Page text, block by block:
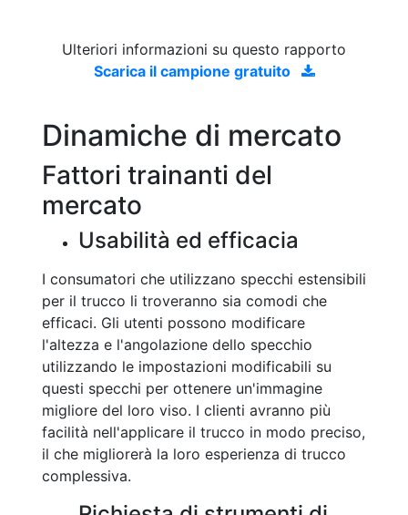
Ulteriori informazioni su questo rapporto
Scarica il campione gratuito
Dinamiche di mercato
Fattori trainanti del
mercato
Usabilità ed efficacia
I consumatori che utilizzano specchi estensibili
per il trucco li troveranno sia comodi che
efficaci. Gli utenti possono modificare
l'altezza e l'angolazione dello specchio
utilizzando le impostazioni modificabili su
questi specchi per ottenere un'immagine
migliore del loro viso. I clienti avranno più
facilità nell'applicare il trucco in modo preciso,
il che migliorerà la loro esperienza di trucco
complessiva.